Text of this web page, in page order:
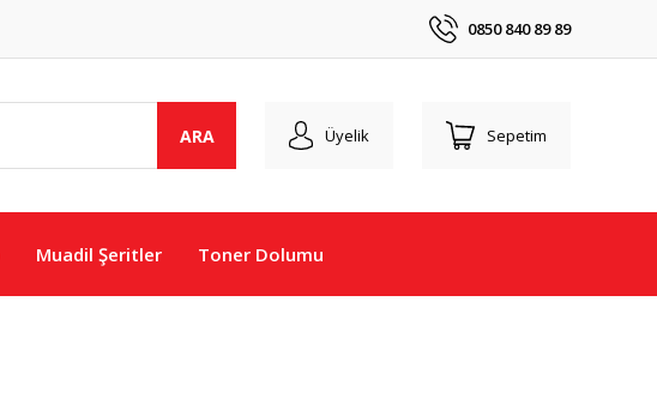
0850 840 89 89
ARA Üyelik Sepetim
Muadil Şeritler Toner Dolumu